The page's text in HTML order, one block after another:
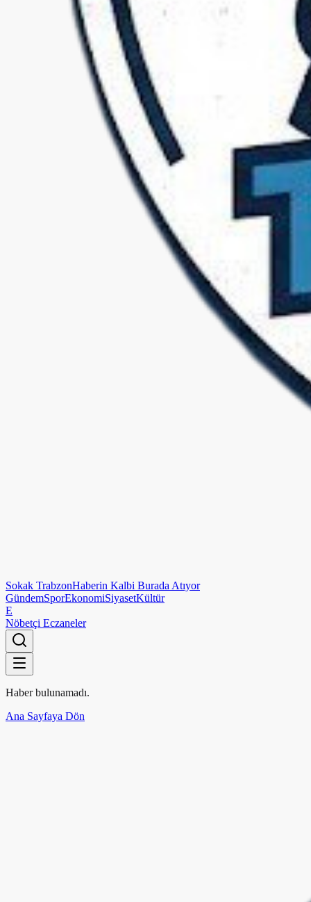
Sokak TrabzonHaberin Kalbi Burada Atıyor
GündemSporEkonomiSiyasetKültür
E
Nöbetçi Eczaneler
Haber bulunamadı.
Ana Sayfaya Dön